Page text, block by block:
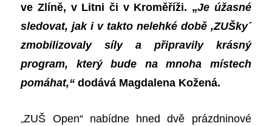
ve Zlíně, v Litni či v Kroměříži. „Je úžasné
sledovat, jak i v takto nelehké době ,ZUŠky´
zmobilizovaly síly a připravily krásný
program, který bude na mnoha místech
pomáhat,“dodává Magdalena Kožená.
„ZUŠ Open“ nabídne hned dvě prázdninové